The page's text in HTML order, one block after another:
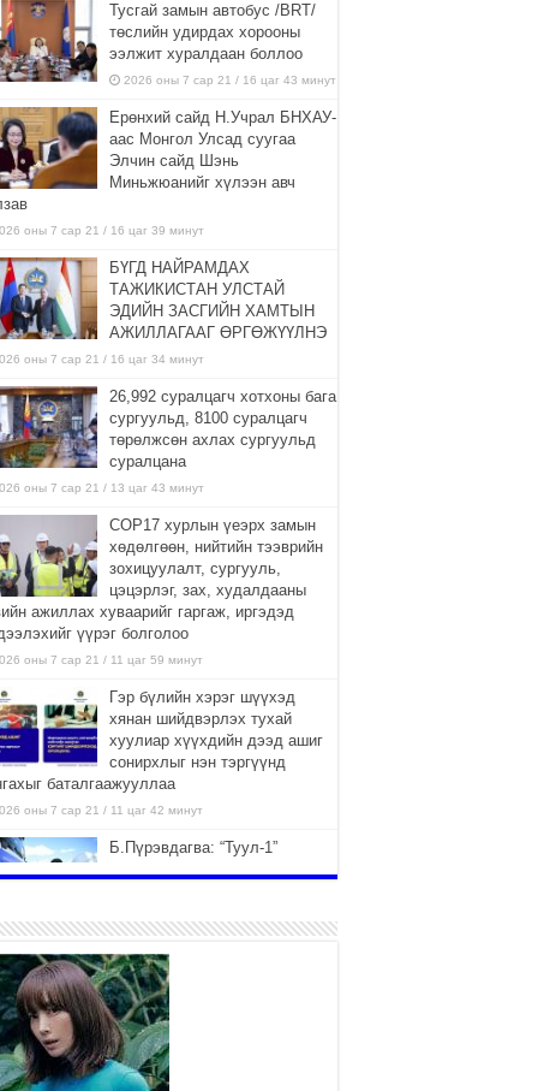
Тусгай замын автобус /BRT/
төслийн удирдах хорооны
ээлжит хуралдаан боллоо
2026 оны 7 сар 21 / 16 цаг 43 минут
Ерөнхий сайд Н.Учрал БНХАУ-
аас Монгол Улсад суугаа
Элчин сайд Шэнь
Миньжюанийг хүлээн авч
оны 7 сар 21 / 16 цаг 39 минут
БҮГД НАЙРАМДАХ
ТАЖИКИСТАН УЛСТАЙ
ЭДИЙН ЗАСГИЙН ХАМТЫН
АЖИЛЛАГААГ ӨРГӨЖҮҮЛНЭ
оны 7 сар 21 / 16 цаг 34 минут
26,992 суралцагч хотхоны бага
сургуульд, 8100 суралцагч
төрөлжсөн ахлах сургуульд
суралцана
оны 7 сар 21 / 13 цаг 43 минут
COP17 хурлын үеэрх замын
хөдөлгөөн, нийтийн тээврийн
зохицуулалт, сургууль,
цэцэрлэг, зах, худалдааны
ажиллах хуваарийг гаргаж, иргэдэд
үүрэг болголоо
оны 7 сар 21 / 11 цаг 59 минут
Гэр бүлийн хэрэг шүүхэд
хянан шийдвэрлэх тухай
хуулиар хүүхдийн дээд ашиг
сонирхлыг нэн тэргүүнд
баталгаажууллаа
оны 7 сар 21 / 11 цаг 42 минут
Б.Пүрэвдагва: “Туул-1”
оны 7 сар 21 / 10 цаг 15 минут
НИЙСЛЭЛ, АЙМГИЙН
УДИРДЛАГУУДЫН АЖЛЫГ
ХҮНД СУРТЛЫГ БУУРУУЛЖ,
ИРГЭД, АЖ АХУЙН НЭГЖИЙН
ХЭРХЭН ХӨНГӨЛСНӨӨР ДҮГНЭНЭ